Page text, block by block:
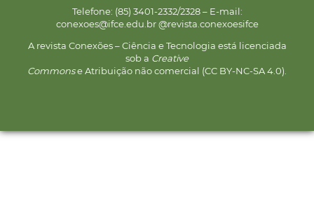
Telefone: (85) 3401-2332/2328 – E-mail:
conexoes@ifce.edu.br @revista.conexoesifce
A revista Conexões – Ciência e Tecnologia está licenciada
sob a Creative
Commonse Atribuição não comercial (CC BY-NC-SA 4.0).